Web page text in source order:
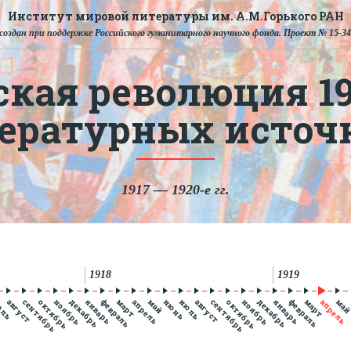
Институт мировой литературы им. А.М.Горького РАН
при поддержке Российского гуманитарного научного фонда. Проект № 15-
революция
1917 — 1920-е гг.
августсентябрь
октябрь
ноябрьдекабрь
январь
1918
февраль
мартапрель
майиюньиюльавгустсентябрь
октябрь
ноябрьдекабрь
январь
1919
февраль
мартапрель